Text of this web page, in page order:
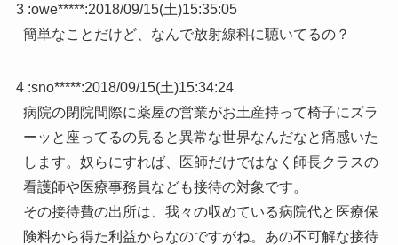
3 :owe*****:2018/09/15(土)15:35:05
簡単なことだけど、なんで放射線科に聴いてるの？
4 :sno*****:2018/09/15(土)15:34:24
病院の閉院間際に薬屋の営業がお土産持って椅子にズラ
ーッと座ってるの見ると異常な世界なんだなと痛感いた
します。奴らにすれば、医師だけではなく師長クラスの
看護師や医療事務員なども接待の対象です。
その接待費の出所は、我々の収めている病院代と医療保
険料から得た利益からなのですがね。あの不可解な接待